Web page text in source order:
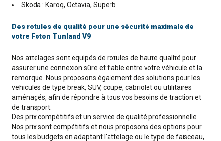
Skoda : Karoq, Octavia, Superb
Des rotules de qualité pour une sécurité maximale de
votre Foton Tunland V9
Nos attelages sont équipés de rotules de haute qualité pour
assurer une connexion sûre et fiable entre votre véhicule et la
remorque. Nous proposons également des solutions pour les
véhicules de type break, SUV, coupé, cabriolet ou utilitaires
aménagés, afin de répondre à tous vos besoins de traction et
de transport.
Des prix compétitifs et un service de qualité professionnelle
Nos prix sont compétitifs et nous proposons des options pour
tous les budgets en adaptant l'attelage ou le type de faisceau,